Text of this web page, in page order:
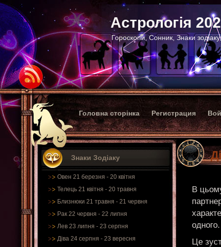
Астрологія
Гороскопи, Сонник, Знаки
Головна сторінка Регистрация
Знаки Зодіаку
Овен 21 березня - 20 квітня
Телець 21 квітня - 20 травня
Близнюки 21 травня - 21 червня
Рак 22 червня - 22 липня
Лев 23 липня - 23 серпня
Діва 24 серпня - 23 вересня
В
одного.
Це